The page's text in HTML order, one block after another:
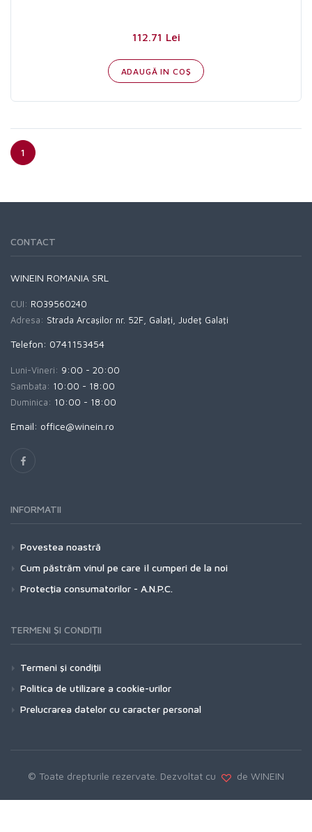
112.71 Lei
ADAUGĂ IN COŞ
1
CONTACT
WINEIN ROMANIA SRL
CUI: RO39560240
Adresa: Strada Arcaşilor nr. 52F, Galaţi, Judeţ Galaţi
Telefon: 0741153454
Luni-Vineri: 9:00 - 20:00
Sambata: 10:00 - 18:00
Duminica: 10:00 - 18:00
Email: office@winein.ro
INFORMATII
Povestea noastră
Cum păstrăm vinul pe care îl cumperi de la noi
Protecţia consumatorilor - A.N.P.C.
TERMENI ŞI CONDIŢII
Termeni şi condiţii
Politica de utilizare a cookie-urilor
Prelucrarea datelor cu caracter personal
© Toate drepturile rezervate. Dezvoltat cu de WINEIN